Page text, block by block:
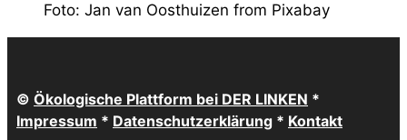
Foto: Jan van Oosthuizen from Pixabay
© Ökologische Plattform bei DER LINKEN *
Impressum * Datenschutzerklärung * Kontakt